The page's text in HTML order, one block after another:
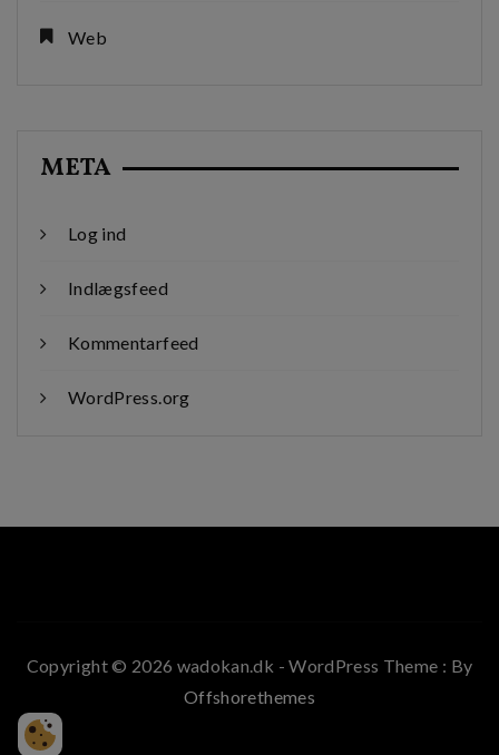
Web
META
Log ind
Indlægsfeed
Kommentarfeed
WordPress.org
Copyright © 2026 wadokan.dk - WordPress Theme : By
Offshorethemes